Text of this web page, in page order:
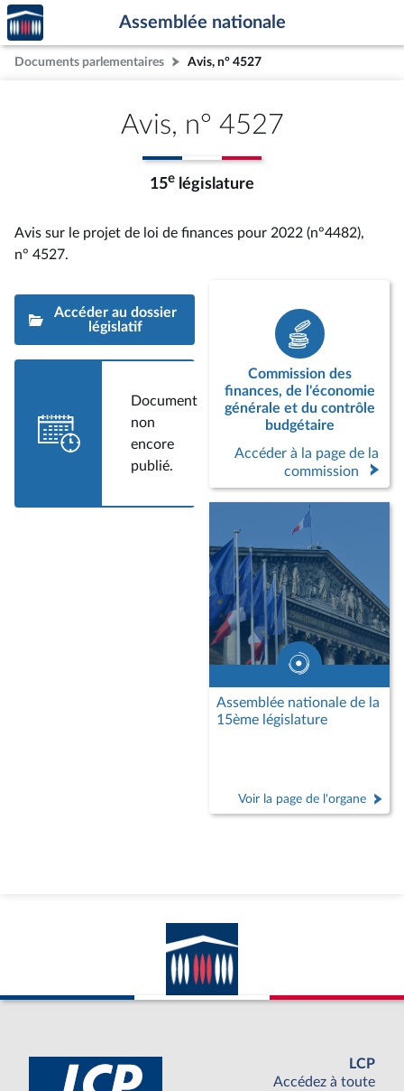
Aller au contenu
Aller en bas de la page
Accèder
à la
page
d'accueil
Assemblée nationale
Documents parlementaires Avis, n° 4527
Avis, n° 4527
15e législature
Avis sur le projet de loi de finances pour 2022 (n°4482),
n° 4527.
Accéder au dossier
législatif
Document
non
encore
publié.
Commission des
finances, de l'économie
générale et du contrôle
budgétaire
Accéder à la page de la
commission
Assemblée nationale de la
15ème législature
Voir la page de l'organe
LCP
Accédez à toute